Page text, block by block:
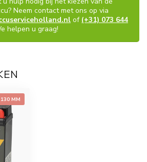
Neem contact met ons op via
of (+31) 073 644
helpen u graag!
MM